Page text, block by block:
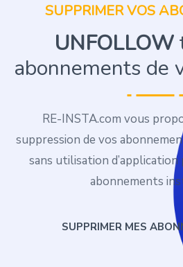
SUPPRIMER VOS
UNFOLLOW
abonnements de
RE-INSTA.com vous
suppression de vos
sans utilisation
abonnements
SUPPRIMER MES